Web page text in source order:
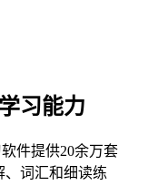
习能力
软件提供20余万套
、词汇和细读练